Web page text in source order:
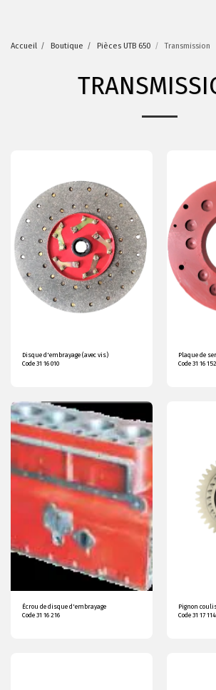
Accueil Boutique Pièces UTB 650 Transmission
Disque d'embrayage (avec vis)
Code 31 16 010
Plaque de
Code 31 16 152
Écrou de disque d'embrayage
Code 31 16 216
Pignon
Code 31 17 114